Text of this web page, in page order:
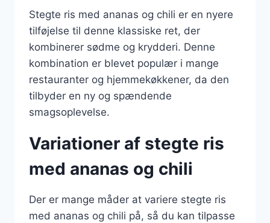
Stegte ris med ananas og chili er en nyere
tilføjelse til denne klassiske ret, der
kombinerer sødme og krydderi. Denne
kombination er blevet populær i mange
restauranter og hjemmekøkkener, da den
tilbyder en ny og spændende
smagsoplevelse.
Variationer af stegte ris
med ananas og chili
Der er mange måder at variere stegte ris
med ananas og chili på, så du kan tilpasse